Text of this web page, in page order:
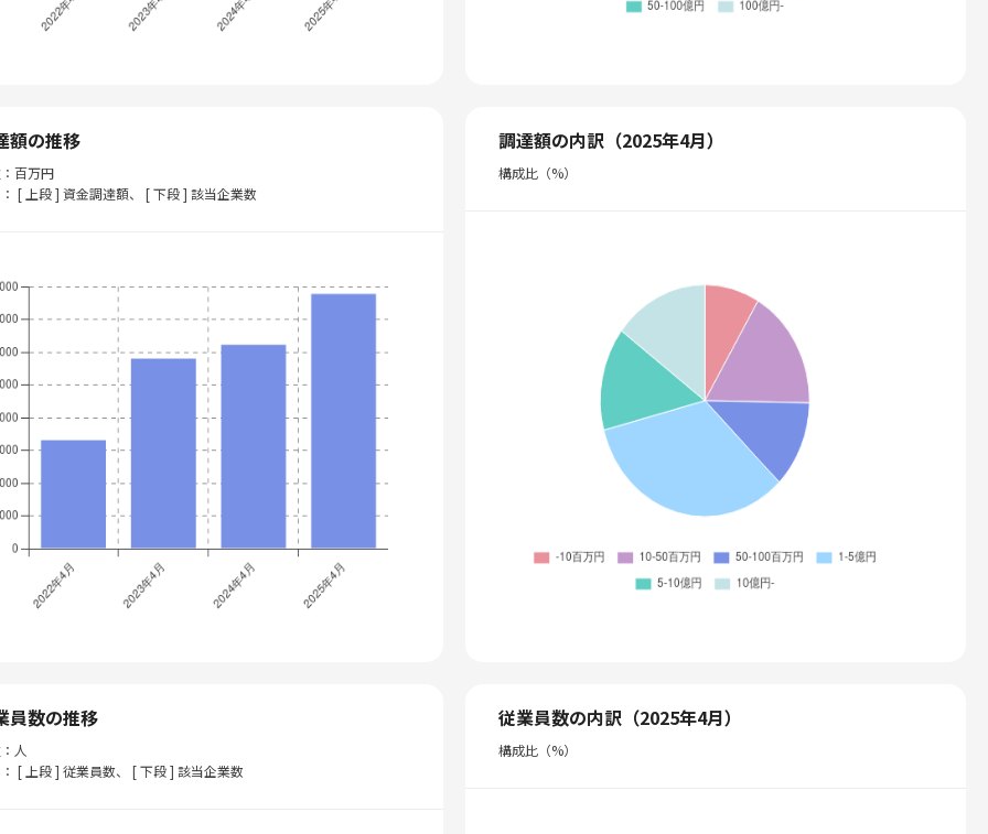
額の推移
百万円
[ 上段 ] 資金調達額、 [ 下段 ] 該当企業数
調達額の内訳（2025年4月）
構成比（%）
員数の推移
人
[ 上段 ] 従業員数、 [ 下段 ] 該当企業数
従業員数の内訳（2025年4月）
構成比（%）